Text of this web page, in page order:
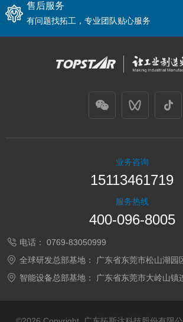
售后服务
有问题找拓工，专业团队贴心服务
业务咨询
15113461719
服务热线
400-096-8005
电话：
0769-83050999
全球研发总部基地：
广东省东莞市松山湖园
智能设备总部基地：
广东省东莞市大岭山镇